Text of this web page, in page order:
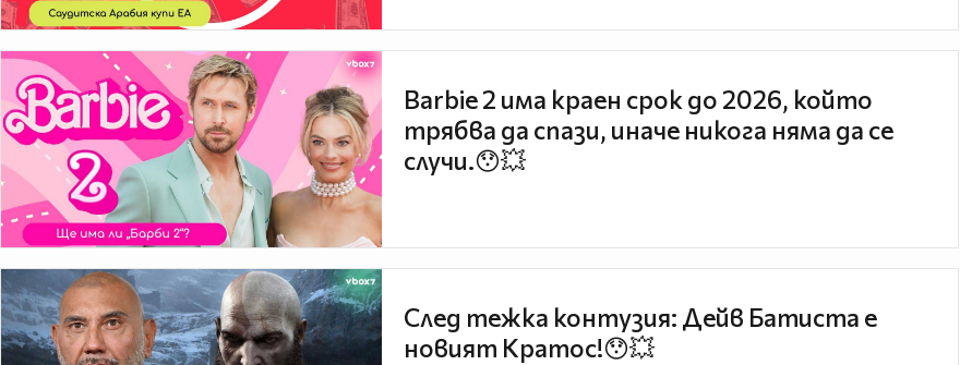
Barbie 2 има краен срок до 2026, който
трябва да спази, иначе никога няма да се
случи.😯💥
След тежка контузия: Дейв Батиста е
новият Кратос!😯💥